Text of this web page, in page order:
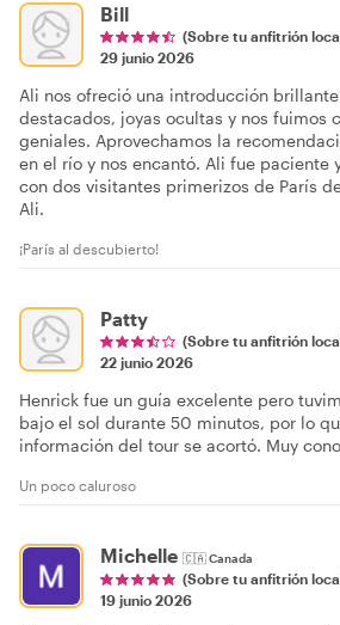
Bill
(Sobre tu anfitrión
29 junio 2026
Ali nos ofreció una introducción brillante
destacados, joyas ocultas y nos fuimos
geniales. Aprovechamos la
en el río y nos encantó. Ali fue paciente
con dos visitantes primerizos de París
Ali.
¡París al descubierto!
Patty
(Sobre tu anfitrión
22 junio 2026
Henrick fue un guía excelente pero
bajo el sol durante 50 minutos, por lo
información del tour se acortó. Muy
Un poco caluroso
Michelle 🇨🇦Canada
(Sobre tu anfitrión
19 junio 2026